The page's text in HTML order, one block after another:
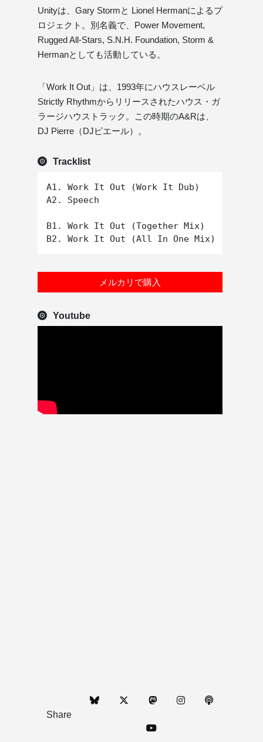
Unityは、Gary Stormと Lionel Hermanによるプ
ロジェクト。別名義で、Power Movement,
Rugged All-Stars, S.N.H. Foundation, Storm &
Hermanとしても活動している。
「Work It Out」は、1993年にハウスレーベル
Strictly Rhythmからリリースされたハウス・ガ
ラージハウストラック。この時期のA&Rは、
DJ Pierre（DJピエール）。
Tracklist
A1. Work It Out (Work It Dub)
A2. Speech
B1. Work It Out (Together Mix)
メルカリで購入
Youtube
Share